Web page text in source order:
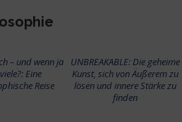
– und wenn ja
Eine
Reise
UNBREAKABLE: Die geheime
Kunst, sich von Äußerem zu
lösen und innere Stärke zu
finden